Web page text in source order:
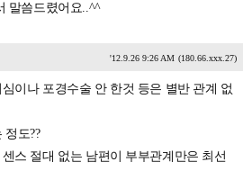
말씀드렸어요..^^
'12.9.26 9:26 AM (180.66.xxx.27)
이나 포경수술 안 한것 등은 별반 관계 없
정도??
스 절대 없는 남편이 부부관계만은 최선